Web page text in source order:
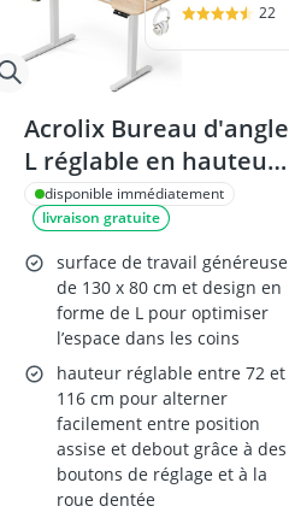
22
Acrolix Bureau d'angle
L réglable en hauteur
– 130 × 80 cm –
hauteur électrique,
porte-gobelet et
crochets, marron clair
disponible immédiatement
livraison gratuite
surface de travail généreuse
de 130 x 80 cm et design en
forme de L pour optimiser
l’espace dans les coins
hauteur réglable entre 72 et
116 cm pour alterner
facilement entre position
assise et debout grâce à des
boutons de réglage et à la
roue dentée